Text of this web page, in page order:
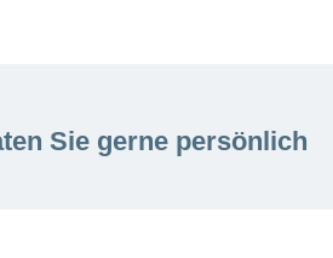
Sie gerne persönlich